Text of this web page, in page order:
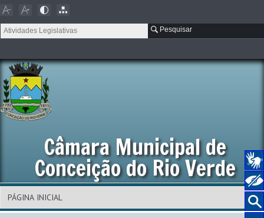
Pesquisar
Câmara Municipal de
Conceição do Rio Verde